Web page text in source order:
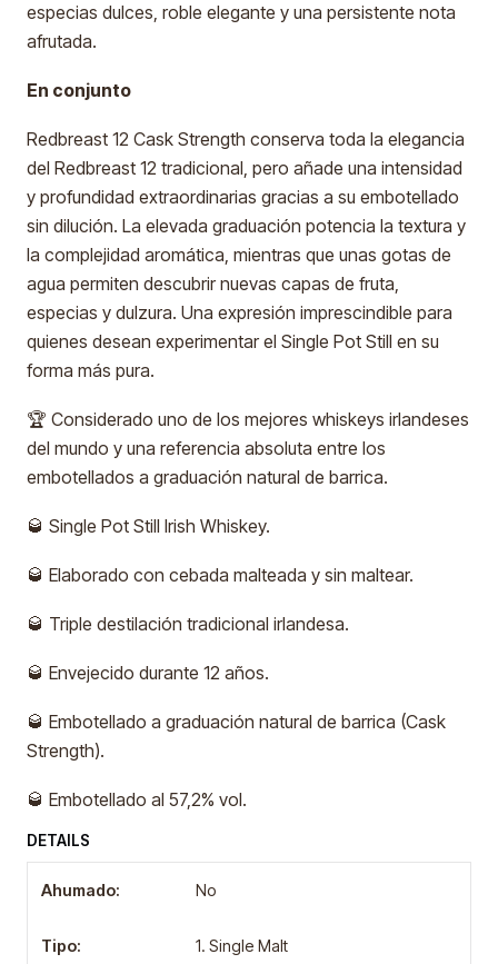
especias dulces, roble elegante y una persistente nota
afrutada.
En conjunto
Redbreast 12 Cask Strength conserva toda la elegancia
del Redbreast 12 tradicional, pero añade una intensidad
y profundidad extraordinarias gracias a su embotellado
sin dilución. La elevada graduación potencia la textura y
la complejidad aromática, mientras que unas gotas de
agua permiten descubrir nuevas capas de fruta,
especias y dulzura. Una expresión imprescindible para
quienes desean experimentar el Single Pot Still en su
forma más pura.
🏆 Considerado uno de los mejores whiskeys irlandeses
del mundo y una referencia absoluta entre los
embotellados a graduación natural de barrica.
🥃 Single Pot Still Irish Whiskey.
🥃 Elaborado con cebada malteada y sin maltear.
🥃 Triple destilación tradicional irlandesa.
🥃 Envejecido durante 12 años.
🥃 Embotellado a graduación natural de barrica (Cask
Strength).
🥃 Embotellado al 57,2% vol.
DETAILS
Ahumado: No
Tipo: 1. Single Malt